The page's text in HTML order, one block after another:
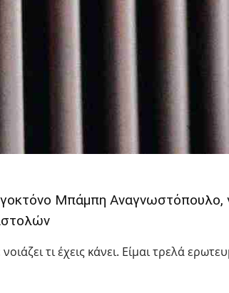
Μπάμπη Αναγνωστόπουλο,
τι έχεις κάνει. Είμαι τρελά